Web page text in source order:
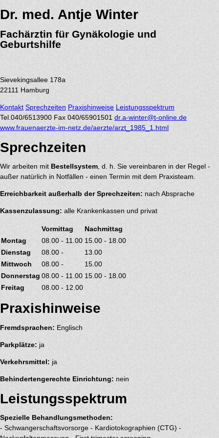
Dr. med. Antje Winter
Fachärztin für Gynäkologie und
Geburtshilfe
Sievekingsallee 178a
22111 Hamburg
Kontakt Sprechzeiten Praxishinweise Leistungsspektrum
Tel. 040/6513900 Fax 040/65901501 dr.a-winter@t-online.de
www.frauenaerzte-im-netz.de/aerzte/arzt_1985_1.html
Sprechzeiten
Wir arbeiten mit Bestellsystem, d. h. Sie vereinbaren in der Regel -
außer natürlich in Notfällen - einen Termin mit dem Praxisteam.
Erreichbarkeit außerhalb der Sprechzeiten: nach Absprache
Kassenzulassung: alle Krankenkassen und privat
Vormittag
Nachmittag
Montag
08.00 - 11.00 15.00 - 18.00
Dienstag
08.00 -
13.00
Mittwoch
08.00 -
15.00
Donnerstag 08.00 - 11.00 15.00 - 18.00
Freitag
08.00 - 12.00
Praxishinweise
Fremdsprachen: Englisch
Parkplätze: ja
Verkehrsmittel: ja
Behindertengerechte Einrichtung: nein
Leistungsspektrum
Spezielle Behandlungsmethoden:
- Schwangerschaftsvorsorge - Kardiotokographien (CTG) -